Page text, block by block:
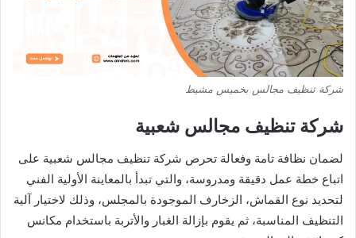
شركة تنظيف مجالس بخميس مشيط
شركة تنظيف مجالس شعبية
لضمان نظافة تامة وفعالة تحرص شركة تنظيف مجالس شعبية على
اتباع خطة عمل دقيقة ومدروسة، والتي تبدأ بالمعاينة الأولية الفني
لتحديد نوع القماش، الزخارف الموجودة بالمجلس، وذلك لاختيار آلية
التنظيف المناسبة، ثم يقوم بإزالة الغبار والأتربة باستخدام مكانس